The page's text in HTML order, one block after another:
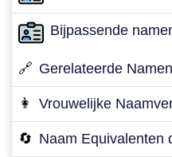
Bijpassende
🔗 Gerelateerde
👩 Vrouwelijke
🔄 Naam Equivalenten